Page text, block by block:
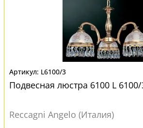
L6100/3
Подвесная люстра 6100 L
Reccagni Angelo (Италия)